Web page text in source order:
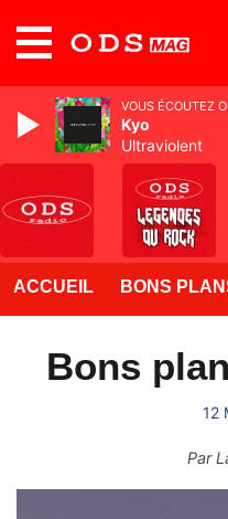
ACCUEIL BONS
Bons
12
Par
VOUS ÉCOUTEZ
Kyo
Ultraviolent